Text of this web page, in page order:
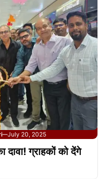
—July 20, 2025
ग्राहकों को देंगे